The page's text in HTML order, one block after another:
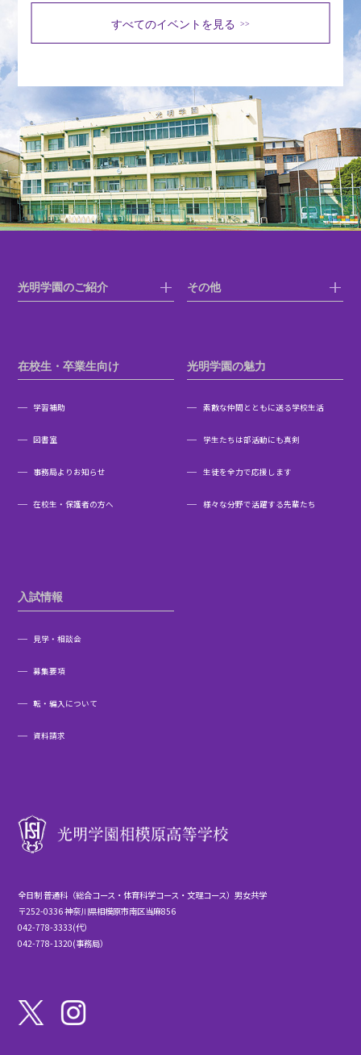
すべてのイベントを見る >>
光明学園のご紹介 その他
在校生・卒業生向け
学習補助
図書室
事務局よりお知らせ
在校生・保護者の方へ
光明学園の魅力
素敵な仲間とともに送る学校生活
学生たちは部活動にも真剣
生徒を全力で応援します
様々な分野で活躍する先輩たち
入試情報
見学・相談会
募集要項
転・編入について
資料請求
全日制 普通科（総合コース・体育科学コース・文理コース）男女共学
〒252-0336 神奈川県相模原市南区当麻856
042-778-3333(代）
042-778-1320(事務局）